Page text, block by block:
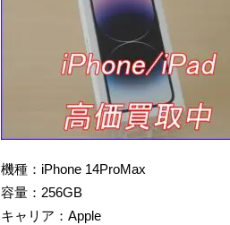
機種：iPhone 14ProMax
容量：256GB
キャリア：Apple